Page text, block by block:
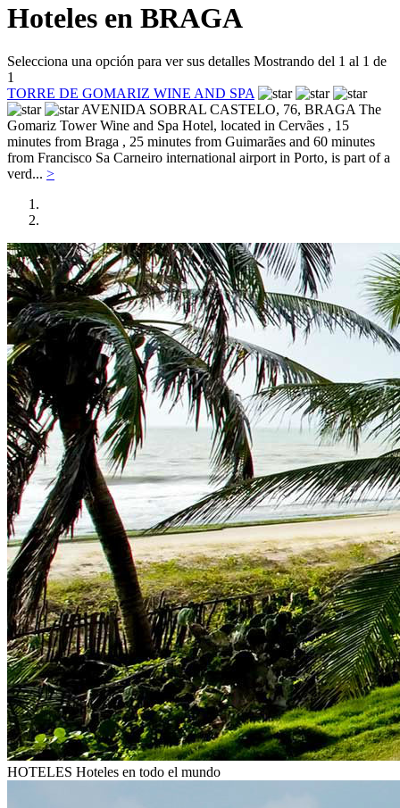
Hoteles en BRAGA
Selecciona una opción para ver sus detalles Mostrando del 1 al 1 de
1
TORRE DE GOMARIZ WINE AND SPA
AVENIDA SOBRAL CASTELO, 76, BRAGA The
Gomariz Tower Wine and Spa Hotel, located in Cervães , 15
minutes from Braga , 25 minutes from Guimarães and 60 minutes
from Francisco Sa Carneiro international airport in Porto, is part of a
verd... >
HOTELES Hoteles en todo el mundo